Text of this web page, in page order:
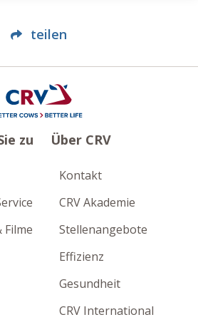
teilen
zu
Filme
Über CRV
Kontakt
CRV Akademie
Stellenangebote
Effizienz
Gesundheit
CRV International